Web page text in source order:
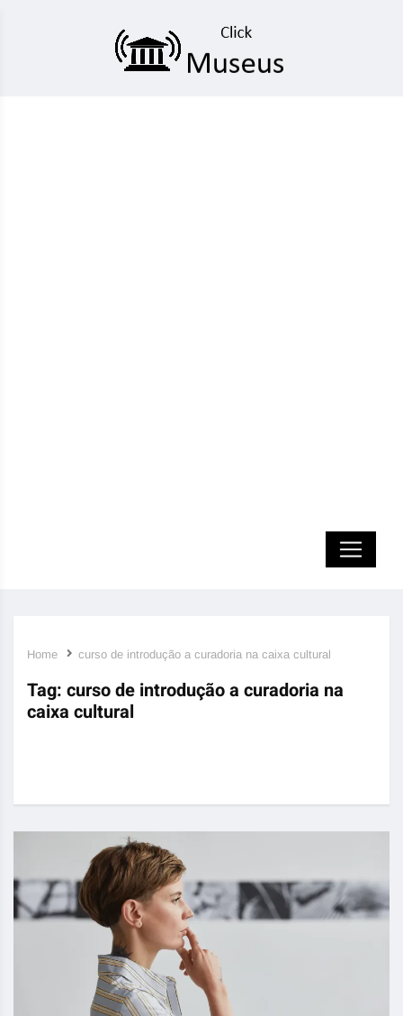
Home curso de introdução a curadoria na caixa cultural
Tag: curso de introdução a curadoria na
caixa cultural